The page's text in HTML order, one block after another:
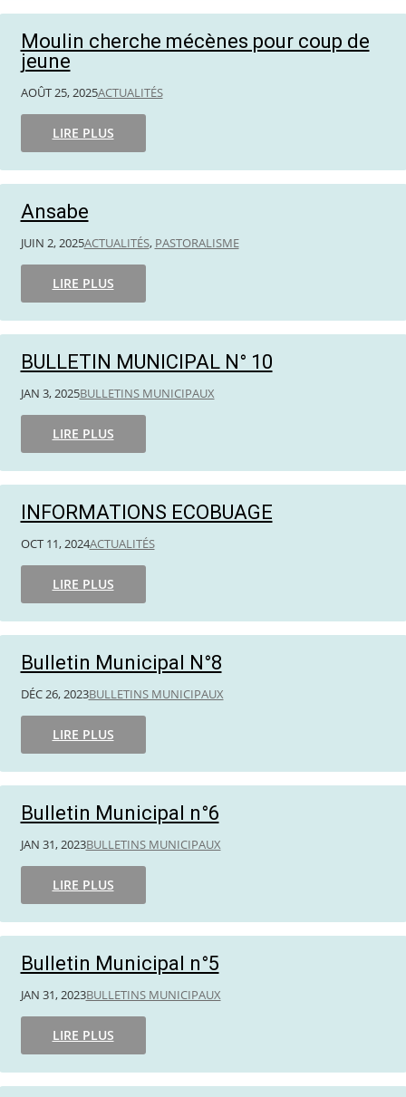
Moulin cherche mécènes pour coup de
jeune
AOÛT 25, 2025ACTUALITÉS
LIRE PLUS
Ansabe
JUIN 2, 2025ACTUALITÉS, PASTORALISME
LIRE PLUS
BULLETIN MUNICIPAL N° 10
JAN 3, 2025BULLETINS MUNICIPAUX
LIRE PLUS
INFORMATIONS ECOBUAGE
OCT 11, 2024ACTUALITÉS
LIRE PLUS
Bulletin Municipal N°8
DÉC 26, 2023BULLETINS MUNICIPAUX
LIRE PLUS
Bulletin Municipal n°6
JAN 31, 2023BULLETINS MUNICIPAUX
LIRE PLUS
Bulletin Municipal n°5
JAN 31, 2023BULLETINS MUNICIPAUX
LIRE PLUS